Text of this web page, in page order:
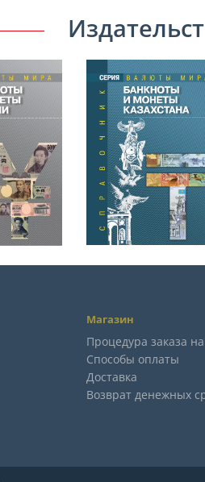
Магазин
Процедура заказа
Способы оплаты
Доставка
Возврат денежных